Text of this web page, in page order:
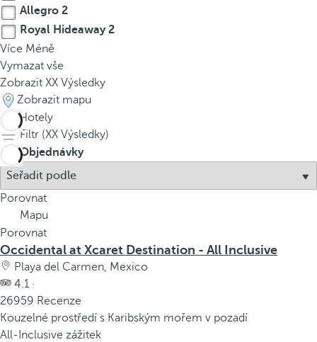
Allegro 2
Royal Hideaway2
Více Méně
Vymazat vše
Zobrazit XX Výsledky
Zobrazit mapu
Hotely
Filtr (XX Výsledky)
Objednávky
Porovnat
Mapu
Porovnat
Occidental at Xcaret Destination - All Inclusive
Playa del Carmen, Mexico
4.1 ·
26959 Recenze
Kouzelné prostředí s Karibským mořem v pozadí
All-Inclusive zážitek